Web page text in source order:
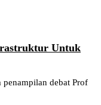
Untuk
debat Prof